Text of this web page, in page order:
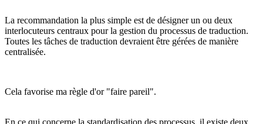
La recommandation la plus simple est de désigner un ou deux
interlocuteurs centraux pour la gestion du processus de traduction.
Toutes les tâches de traduction devraient être gérées de manière
centralisée.
Cela favorise ma règle d'or "faire pareil".